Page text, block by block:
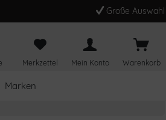
Große Auswahl
Merkzettel Mein Konto Warenkorb
Marken